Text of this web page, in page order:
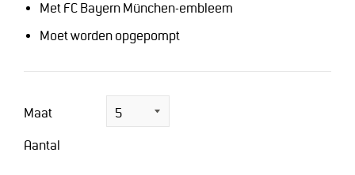
Met FC Bayern München-embleem
Moet worden opgepompt
Maat
Aantal